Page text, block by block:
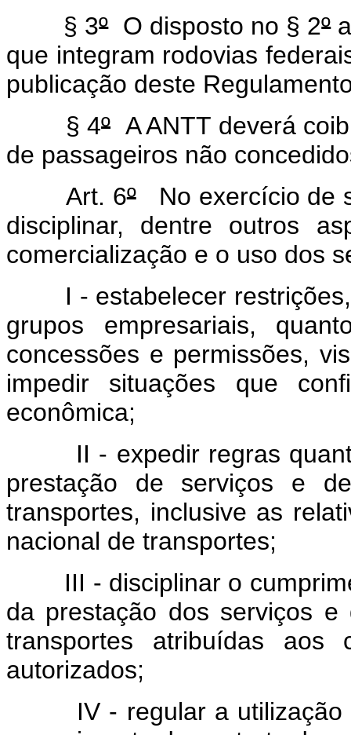
§ 3ºO disposto no § 2º
que integram rodovias
publicação deste
§ 4º A ANTT deverá
de passageiros não
Art. 6ºNo exercício de
disciplinar, dentre outros
comercialização e o uso dos
I - estabelecer restrições,
grupos empresariais,
concessões e permissões,
impedir situações que
econômica;
II - expedir regras quanto
prestação de serviços e
transportes, inclusive as
nacional de transportes;
III - disciplinar o
da prestação dos serviços
transportes atribuídas aos
autorizados;
IV - regular a utilização